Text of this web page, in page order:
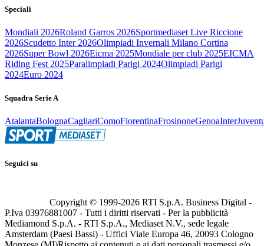
Speciali
Mondiali 2026Roland Garros 2026Sportmediaset Live Riccione
2026Scudetto Inter 2026Olimpiadi Invernali Milano Cortina
2026Super Bowl 2026Eicma 2025Mondiale per club 2025EICMA
Riding Fest 2025Paralimpiadi Parigi 2024Olimpiadi Parigi
2024Euro 2024
Squadra Serie A
AtalantaBolognaCagliariComoFiorentinaFrosinoneGenoaInter
Seguici su
Copyright © 1999-2026 RTI S.p.A. Business Digital -
P.Iva 03976881007 - Tutti i diritti riservati - Per la pubblicità
Mediamond S.p.A. - RTI S.p.A., Mediaset N.V., sede legale
Amsterdam (Paesi Bassi) - Uffici Viale Europa 46, 20093 Cologno